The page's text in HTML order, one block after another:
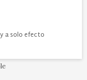
a solo efecto